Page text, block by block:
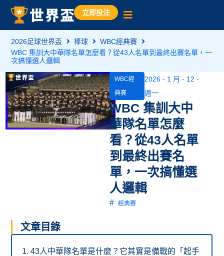
立即投注
2026足球世界盃 棒球
WBC經典賽
WBC 集訓大中華隊名單怎麼看？從43人名單到最終出賽名單，一
次搞懂選人邏輯
WBC經
典賽
2026 - 1 月 - 12 -
週一
WBC 集訓大中
華隊名單怎麼
看？從43人名單
到最終出賽名
單，一次搞懂選
人邏輯
# 經典賽
文章目錄
43人中華隊名單是什麼？它其實是備戰的「起手